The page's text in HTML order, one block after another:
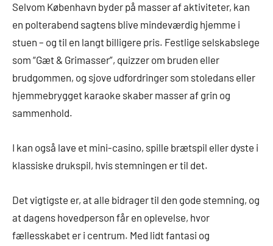
Selvom København byder på masser af aktiviteter, kan
en polterabend sagtens blive mindeværdig hjemme i
stuen – og til en langt billigere pris. Festlige selskabslege
som “Gæt & Grimasser”, quizzer om bruden eller
brudgommen, og sjove udfordringer som stoledans eller
hjemmebrygget karaoke skaber masser af grin og
sammenhold.
I kan også lave et mini-casino, spille brætspil eller dyste i
klassiske drukspil, hvis stemningen er til det.
Det vigtigste er, at alle bidrager til den gode stemning, og
at dagens hovedperson får en oplevelse, hvor
fællesskabet er i centrum. Med lidt fantasi og